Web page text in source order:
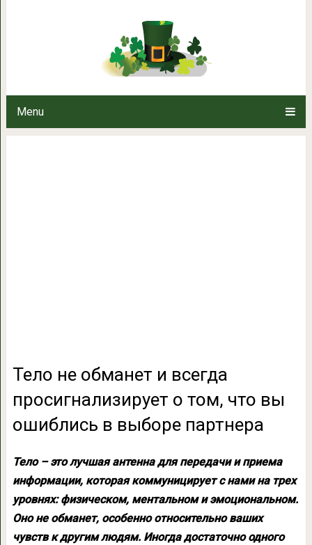
Menu
Тело не обманет и всегда
ошиблись в
Тело не обманет и всегда
просигнализирует о том, что вы
ошиблись в выборе партнера
Тело – это лучшая антенна для передачи и приема
информации, которая коммуницирует с нами на трех
уровнях: физическом, ментальном и эмоциональном.
Оно не обманет, особенно относительно ваших
чувств к другим людям. Иногда достаточно одного